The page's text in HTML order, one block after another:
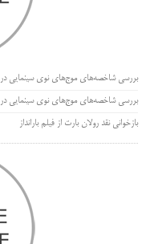
بررسی شاخصه‌های موج‌های نوی سینمایی در سینمای
بررسی شاخصه‌های موج‌های نوی سینمایی در
بازخوانی نقد رولان بارت از فیلم بارانداز